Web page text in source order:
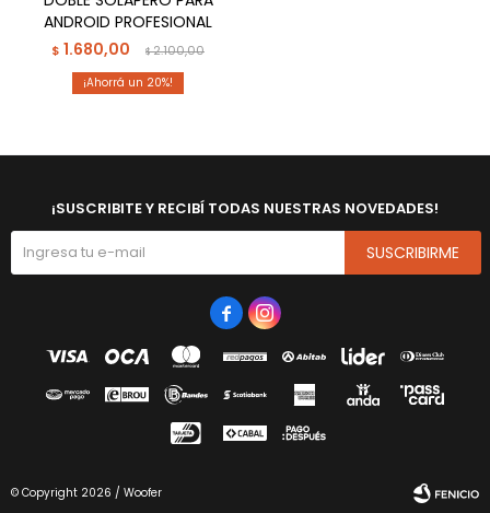
ANDROID PROFESIONAL
$ 1.680,00 $2.100,00
20
¡SUSCRIBITE Y RECIBÍ TODAS NUESTRAS NOVEDADES!
SUSCRIBIRME
 
© Copyright 2026 / Woofer